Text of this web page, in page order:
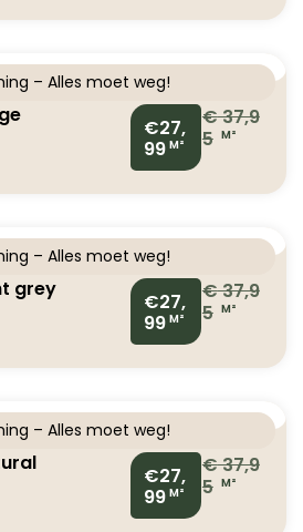
– Alles moet weg!
€27,
99 M²
€37,9
5 M²
– Alles moet weg!
grey
€27,
99 M²
€37,9
5 M²
– Alles moet weg!
€27,
99 M²
€37,9
5 M²